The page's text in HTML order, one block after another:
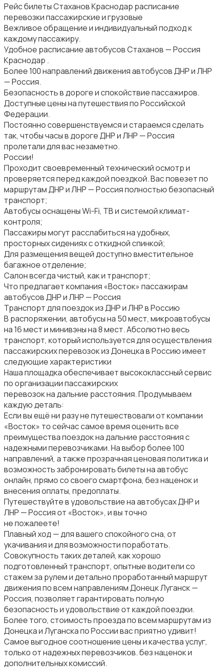
Рейс билеты Стаханов Краснодар расписание
перевозки пассажирские и грузовые
Вежливое обращение и индивидуальный подход к
каждому пассажиру.
Удобное расписание автобусов Стаханов — Россия
Краснодар .
Более 100 направлений движения автобусов ДНР и ЛНР
— Россия.
Безопасность в дороге и спокойствие пассажиров.
Доступные цены на путешествия по Российской
Федерации.
Постоянно совершенствуемся и стараемся сделать
так, чтобы часы в дороге ДНР и ЛНР — Россия
пролетали для вас незаметно.
России!
Проходит своевременный технический осмотр и
проверяется перед каждой поездкой. Вас повезет по
маршрутам ДНР и ЛНР — Россия полностью безопасный
транспорт;
Автобусы оснащены Wi-Fi, ТВ и системой климат-
контроля;
Пассажиры могут расслабиться на удобных,
просторных сидениях с откидной спинкой;
Для размещения вещей доступно вместительное
багажное отделение;
Салон всегда чистый, как и транспорт;
Что предлагает компания «Восток» пассажирам
автобусов ДНР и ЛНР — Россия
Транспорт для поездок из ДНР и ЛНР в Россию
В распоряжении, автобусы на 50 мест, микроавтобусы
на 16 мест и минивэны на 8 мест. Абсолютно весь
транспорт, который используется для осуществления
пассажирских перевозок из Донецка в Россию имеет
следующие характеристики
Наша площадка обеспечивает высококлассный сервис
по организации пассажирских
перевозок на дальние расстояния. Продумываем
каждую деталь:
Если вы ещё ни разу не путешествовали от компании
«Восток» то сейчас самое время оценить все
преимущества поездок на дальние расстояния с
надежными перевозчиками. На выбор более 100
направлений, а также прозрачная ценовая политика и
возможность забронировать билеты на автобус
онлайн, прямо со своего смартфона, без наценок и
внесения оплаты, предоплаты.
Путешествуйте в удовольствие на автобусах ДНР и
ЛНР — Россия от «Восток», и вы точно
не пожалеете!
Плавный ход — для вашего спокойного сна, от
укачивания и для возможности поработать.
Совокупность таких деталей, как хорошо
подготовленный транспорт, опытные водители со
стажем за рулем и детально проработанный маршрут
движения по всем направлениям Донецк Луганск —
Россия, позволяет гарантировать полную
безопасность и удовольствие от каждой поездки.
Более того, стоимость проезда по всем маршрутам из
Донецка и Луганска по России вас приятно удивит!
Самое выгодное соотношение цены и качества услуг,
только от надежных перевозчиков. без наценок и
дополнительных комиссий.